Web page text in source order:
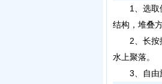
1、选取侧
结构，堆叠
2、长按撤
水上聚落。
3、自由旋